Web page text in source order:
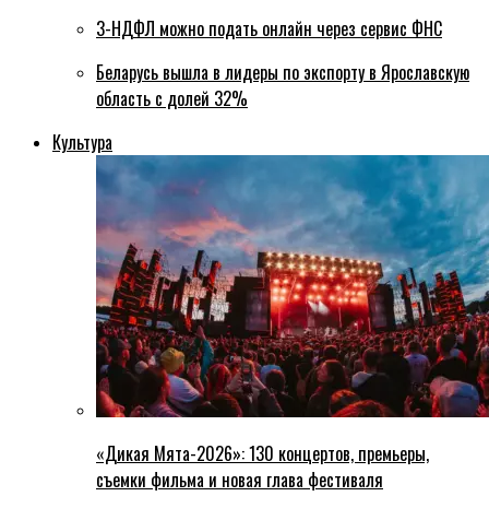
3-НДФЛ можно подать онлайн через сервис ФНС
Беларусь вышла в лидеры по экспорту в Ярославскую
область с долей 32%
Культура
«Дикая Мята-2026»: 130 концертов, премьеры,
съемки фильма и новая глава фестиваля